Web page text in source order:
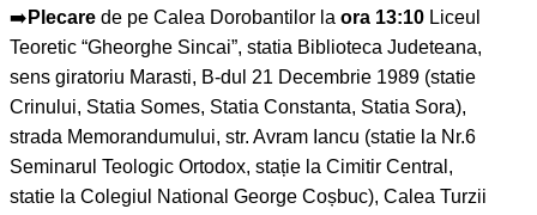
➡️ Plecare de pe Calea Dorobantilor la ora 13:10 Liceul
Teoretic “Gheorghe Sincai”, statia Biblioteca Judeteana,
sens giratoriu Marasti, B-dul 21 Decembrie 1989 (statie
Crinului, Statia Somes, Statia Constanta, Statia Sora),
strada Memorandumului, str. Avram Iancu (statie la Nr.6
Seminarul Teologic Ortodox, stație la Cimitir Central,
statie la Colegiul National George Coșbuc), Calea Turzii